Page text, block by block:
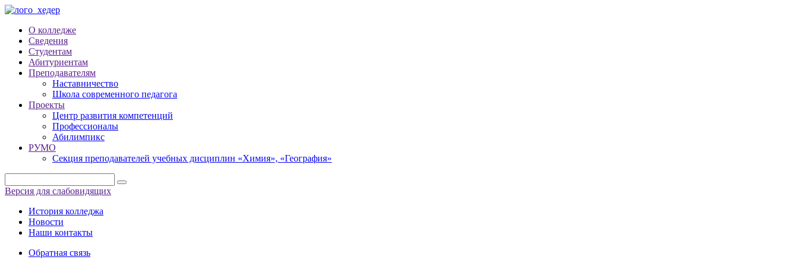
О колледже
Сведения
Студентам
Абитуриентам
Преподавателям
Наставничество
Школа современного педагога
Проекты
Центр развития компетенций
Профессионалы
Абилимпикс
РУМО
Секция преподавателей учебных дисциплин «Химия», «География»
Версия для слабовидящих
История колледжа
Новости
Наши контакты
Обратная связь